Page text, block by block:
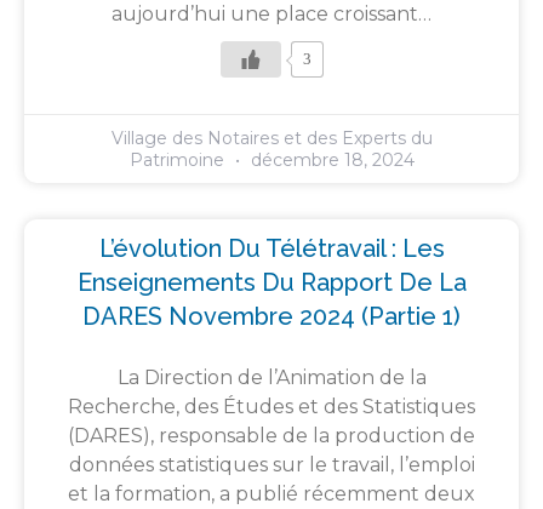
aujourd’hui une place croissant…
3
Village des Notaires et des Experts du
Patrimoine
décembre 18, 2024
L’évolution Du Télétravail : Les
Enseignements Du Rapport De La
DARES Novembre 2024 (partie 1)
La Direction de l’Animation de la
Recherche, des Études et des Statistiques
(DARES), responsable de la production de
données statistiques sur le travail, l’emploi
et la formation, a publié récemment deux